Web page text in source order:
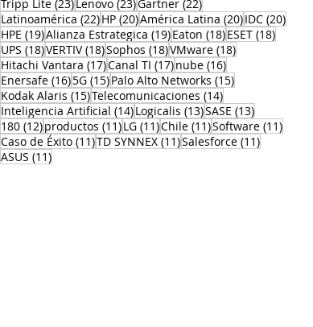
Tripp Lite (23)Lenovo (23)Gartner (22)
Latinoamérica (22)22 entradas
HP (20)20 entradas
América Latina (20)20 entradas
IDC (20)20
HPE (19)19 entradas
Alianza Estrategica (19)19 entradas
Eaton (18)18 entradas
ESET (18)18
UPS (18)18 entradas
VERTIV (18)18 entradas
Sophos (18)18 entradas
VMware (18)18 entradas
Hitachi Vantara (17)17 entradas
Canal TI (17)17 entradas
nube (16)16 entradas
Enersafe (16)16 entradas
5G (15)15 entradas
Palo Alto Networks (15)15 entradas
Kodak Alaris (15)15 entradas
Telecomunicaciones (14)14 entradas
Inteligencia Artificial (14)14 entradas
Logicalis (13)13 entradas
SASE (13)13
180 (12)12 entradas
productos (11)11 entradas
LG (11)11 entradas
Chile (11)11 entradas
Software (11)11
Caso de Éxito (11)11 entradas
TD SYNNEX (11)11 entradas
Salesforce (11)11
ASUS (11)11 entradas